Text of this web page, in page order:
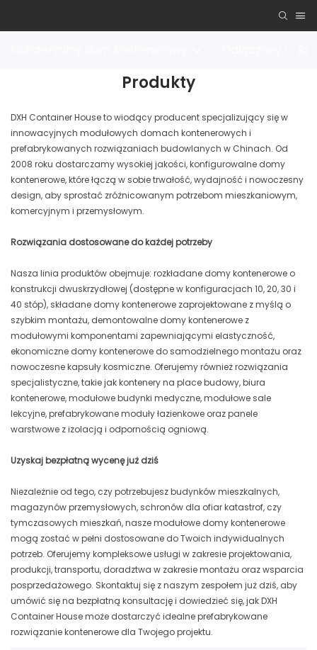
Produkty
DXH Container House to wiodący producent specjalizujący się w
innowacyjnych modułowych domach kontenerowych i
prefabrykowanych rozwiązaniach budowlanych w Chinach. Od
2008 roku dostarczamy wysokiej jakości, konfigurowalne domy
kontenerowe, które łączą w sobie trwałość, wydajność i nowoczesny
design, aby sprostać zróżnicowanym potrzebom mieszkaniowym,
komercyjnym i przemysłowym.
Rozwiązania dostosowane do każdej potrzeby
Nasza linia produktów obejmuje: rozkładane domy kontenerowe o
konstrukcji dwuskrzydłowej (dostępne w konfiguracjach 10, 20, 30 i
40 stóp), składane domy kontenerowe zaprojektowane z myślą o
szybkim montażu, demontowalne domy kontenerowe z
modułowymi komponentami zapewniającymi elastyczność,
ekonomiczne domy kontenerowe do samodzielnego montażu oraz
nowoczesne kapsuły kosmiczne. Oferujemy również rozwiązania
specjalistyczne, takie jak kontenery na place budowy, biura
kontenerowe, modułowe budynki medyczne, modułowe sale
lekcyjne, prefabrykowane moduły łazienkowe oraz panele
warstwowe z izolacją i odpornością ogniową.
Uzyskaj bezpłatną wycenę już dziś
Niezależnie od tego, czy potrzebujesz budynków mieszkalnych,
magazynów przemysłowych, schronów dla ofiar katastrof, czy
tymczasowych mieszkań, nasze modułowe domy kontenerowe
mogą zostać w pełni dostosowane do Twoich indywidualnych
potrzeb. Oferujemy kompleksowe usługi w zakresie projektowania,
produkcji, transportu, doradztwa w zakresie montażu oraz wsparcia
posprzedażowego. Skontaktuj się z naszym zespołem już dziś, aby
umówić się na bezpłatną konsultację i dowiedzieć się, jak DXH
Container House może dostarczyć idealne prefabrykowane
rozwiązanie kontenerowe dla Twojego projektu.